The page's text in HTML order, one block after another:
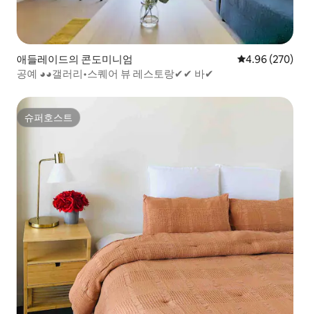
애들레이드의 콘도미니엄 평점 4.96점(5
4.96 (270)
공예 ◕◕갤러리•스퀘어 뷰 레스토랑✔✔ 바✔
슈퍼호스트
슈퍼호스트